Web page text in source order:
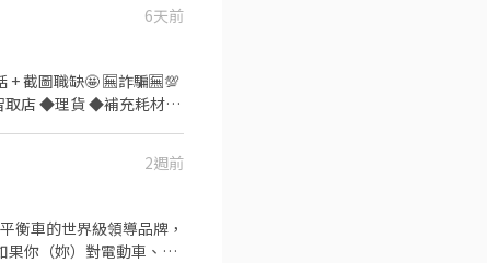
✦ 薪資福利 💰 時薪210
營業時間 10:30－
進貨需求，需配合早班
果你喜歡時
6天前
截圖職缺🤩 🈚️詐騙🈚️💯
取店 ◆理貨 ◆補充耗材
時+區域津貼($5~$45) ◆
通三項津貼) ◆台北209/
人店 ★固定班別 ★完整
🌟 連絡電
2週前
衡車的世界級領導品牌，
果你（妳）對電動車、綠